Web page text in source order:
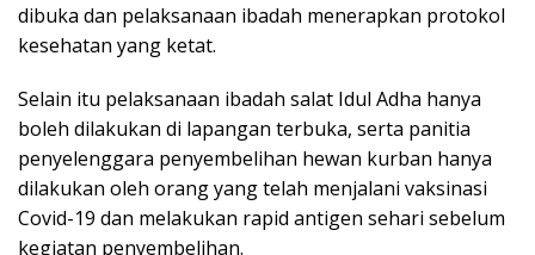
dibuka dan pelaksanaan ibadah menerapkan protokol
kesehatan yang ketat.
Selain itu pelaksanaan ibadah salat Idul Adha hanya
boleh dilakukan di lapangan terbuka, serta panitia
penyelenggara penyembelihan hewan kurban hanya
dilakukan oleh orang yang telah menjalani vaksinasi
Covid-19 dan melakukan rapid antigen sehari sebelum
kegiatan penyembelihan.